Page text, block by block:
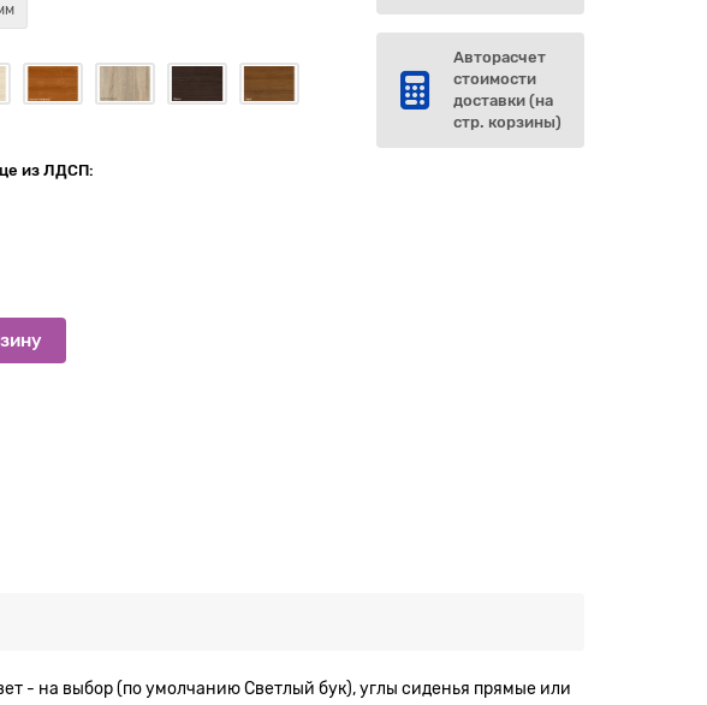
из ЛДСП:
Авторасчет
стоимости
доставки (на
стр. корзины)
- на выбор (по умолчанию Светлый бук), углы сиденья прямые или